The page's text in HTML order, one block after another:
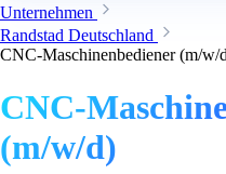
Unternehmen
Randstad Deutschland
CNC-Maschinenbediener (m/w/
CNC-
(m/w/d)